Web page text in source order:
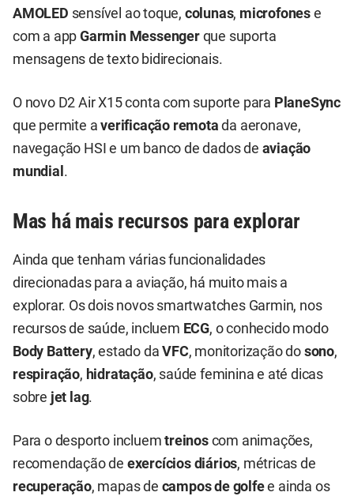
AMOLED sensível ao toque, colunas, microfones e
com a appGarmin Messengerque suporta
mensagens de texto bidirecionais.
O novo D2 Air X15 conta com suporte para PlaneSync
que permite averificação remotada aeronave,
navegação HSI e um banco de dados de aviação
mundial .
Mas há mais recursos para explorar
Ainda que tenham várias funcionalidades
direcionadas para a aviação, há muito mais a
explorar. Os dois novos smartwatches Garmin, nos
recursos de saúde, incluem ECG, o conhecido modo
Body Battery, estado daVFC, monitorização do sono,
respiração, hidratação, saúde feminina e até dicas
sobre jet lag.
Para o desporto incluemtreinos com animações,
recomendação de exercícios diários, métricas de
recuperação, mapas de campos de golfee ainda os